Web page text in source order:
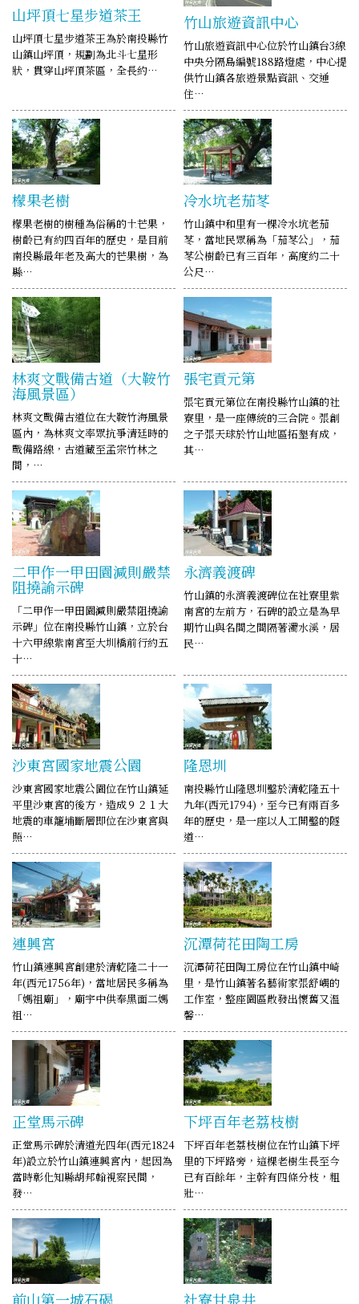
山坪頂七星步道茶王
山坪頂七星步道茶王為於南投縣竹
山鎮山坪頂，規劃為北斗七星形
狀，貫穿山坪頂茶區，全長約…
竹山旅遊資訊中心
竹山旅遊資訊中心位於竹山鎮台3線
中央分隔島編號188路燈處，中心提
供竹山鎮各旅遊景點資訊、交通
住…
檬果老樹
檬果老樹的樹種為俗稱的土芒果，
樹齡已有約四百年的歷史，是目前
南投縣最年老及高大的芒果樹，為
縣…
冷水坑老茄苳
竹山鎮中和里有一棵冷水坑老茄
苳，當地民眾稱為「茄苳公」，茄
苳公樹齡已有三百年，高度約二十
公尺…
林爽文戰備古道（大鞍竹
海風景區）
林爽文戰備古道位在大鞍竹海風景
區內，為林爽文率眾抗爭清廷時的
戰備路線，古道藏至孟宗竹林之
間，…
張宅貢元第
張宅貢元第位在南投縣竹山鎮的社
寮里，是一座傳統的三合院。張創
之子張天球於竹山地區拓墾有成，
其…
二甲作一甲田園減則嚴禁
阻撓諭示碑
「二甲作一甲田園減則嚴禁阻撓諭
示碑」位在南投縣竹山鎮，立於台
十六甲線紫南宮至大圳橋前行約五
十…
永濟義渡碑
竹山鎮的永濟義渡碑位在社寮里紫
南宮的左前方，石碑的設立是為早
期竹山與名間之間隔著濁水溪，居
民…
沙東宮國家地震公園
沙東宮國家地震公園位在竹山鎮延
平里沙東宮的後方，造成９２１大
地震的車籠埔斷層即位在沙東宮與
照…
隆恩圳
南投縣竹山隆恩圳鑿於清乾隆五十
九年(西元1794)，至今已有兩百多
年的歷史，是一座以人工開鑿的隧
道…
連興宮
竹山鎮連興宮創建於清乾隆二十一
年(西元1756年)，當地居民多稱為
「媽祖廟」，廟宇中供奉黑面二媽
祖…
沉潭荷花田陶工房
沉潭荷花田陶工房位在竹山鎮中崎
里，是竹山鎮著名藝術家張舒嵎的
工作室，整座園區散發出懷舊又溫
馨…
正堂馬示碑
正堂馬示碑於清道光四年(西元1824
年)設立於竹山鎮連興宮內，起因為
當時彰化知縣胡邦翰視察民間，
發…
下坪百年老荔枝樹
下坪百年老荔枝樹位在竹山鎮下坪
里的下坪路旁，這棵老樹生長至今
已有百餘年，主幹有四條分枝，粗
壯…
前山第一城石碣 社寮甘泉井